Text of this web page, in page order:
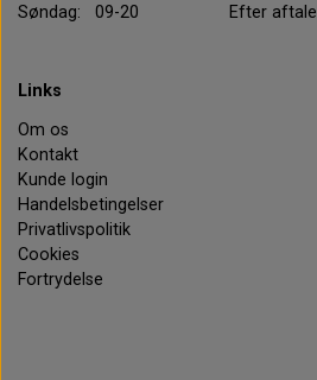
Søndag: 09-20 Efter aftale
Links
Om os
Kontakt
Kunde login
Handelsbetingelser
Privatlivspolitik
Cookies
Fortrydelse